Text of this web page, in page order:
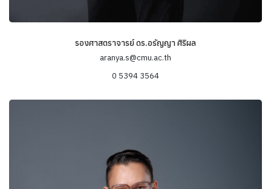
ข้อมูลความเชี่ยวชาญ
รองศาสตราจารย์ ดร.อรัญญา ศิริผล
aranya.s@cmu.ac.th
0 5394 3564